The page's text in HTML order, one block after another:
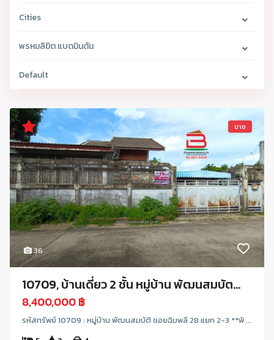
Cities
พรหมลิขิต แบดมินตัน
Default
36
ขาย
10709, บ้านเดี่ยว 2 ชั้น หมู่บ้าน พัฒนสมบัต...
8,400,000 ฿
รหัสทรัพย์ 10709 : หมู่บ้าน พัฒนสมบัติ ซอยฉิมพลี 28 แยก 2-3 **พิ ...